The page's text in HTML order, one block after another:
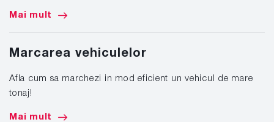
Mai mult
Marcarea vehiculelor
Afla cum sa marchezi in mod eficient un vehicul de mare
tonaj!
Mai mult